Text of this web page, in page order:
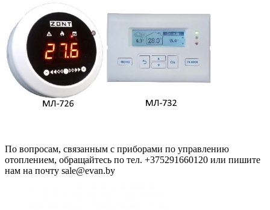
По вопросам, связанным с приборами по управлению
отоплением, обращайтесь по тел. +375291660120 или пишите
нам на почту sale@evan.by